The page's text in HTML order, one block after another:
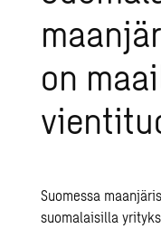
on
Suomessa
suomalaisilla